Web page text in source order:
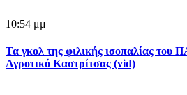
10:54 μμ
Τα γκολ της φιλικής ισοπαλίας του
Αγροτικό Καστρίτσας (vid)